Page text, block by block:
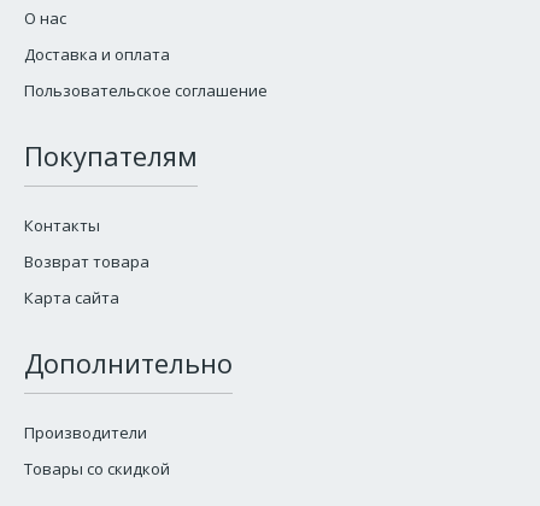
О нас
Доставка и оплата
Пользовательское соглашение
Покупателям
Контакты
Возврат товара
Карта сайта
Дополнительно
Производители
Товары со скидкой